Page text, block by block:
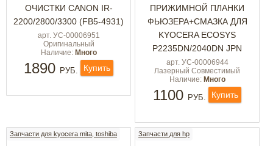
ОЧИСТКИ CANON IR-
2200/2800/3300 (FB5-4931)
арт. УС-00006951
Оригинальный
Наличие: Много
1890 РУБ. Купить
ПРИЖИМНОЙ ПЛАНКИ
ФЬЮЗЕРА+СМАЗКА ДЛЯ
KYOCERA ECOSYS
P2235DN/2040DN JPN
арт. УС-00006944
Лазерный Совместимый
Наличие: Много
1100 РУБ. Купить
Запчасти для kyocera mita, toshiba Запчасти для hp